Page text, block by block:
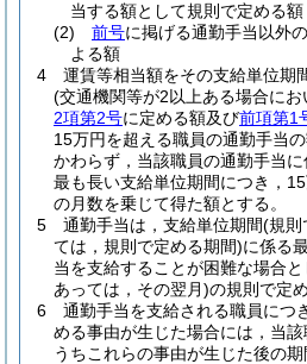
当する額として規則で定める額
(2)
前号に掲げる通勤手当以外
よる額
4
運賃等相当額をその支給単位期
(交通機関等が2以上ある場合に
2項第2号に定める額及び前項第1
15万円を超える職員の通勤手当の
かわらず，当該職員の通勤手当
最も長い支給単位期間につき，
の月数を乗じて得た額とする。
5
通勤手当は，支給単位期間(規則
ては，規則で定める期間)に係る
当を支給することが困難な場合
あっては，その翌月)の規則で定
6
通勤手当を支給される職員につ
める事由が生じた場合には，当
うちこれらの事由が生じた後の